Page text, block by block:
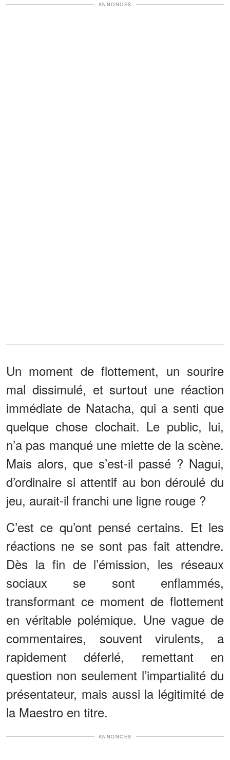
ANNONCES
Un moment de flottement, un sourire
mal dissimulé, et surtout une réaction
immédiate de Natacha, qui a senti que
quelque chose clochait. Le public, lui,
n’a pas manqué une miette de la scène.
Mais alors, que s’est-il passé ? Nagui,
d’ordinaire si attentif au bon déroulé du
jeu, aurait-il franchi une ligne rouge ?
C’est ce qu’ont pensé certains. Et les
réactions ne se sont pas fait attendre.
Dès la fin de l’émission, les réseaux
sociaux se sont enflammés,
transformant ce moment de flottement
en véritable polémique. Une vague de
commentaires, souvent virulents, a
rapidement déferlé, remettant en
question non seulement l’impartialité du
présentateur, mais aussi la légitimité de
la Maestro en titre.
ANNONCES